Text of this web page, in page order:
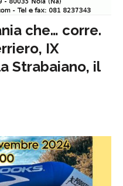
che… corre.
IX
Strabaiano, il